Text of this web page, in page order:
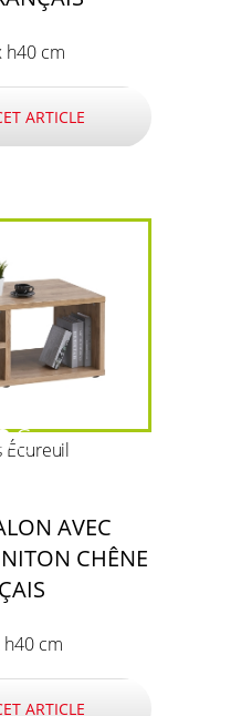
h40 cm
ARTICLE
€
AVEC
CHÊNE
cm
ARTICLE